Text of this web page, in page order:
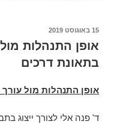
פורסם
15 באוגוסט 2019
אופן התנהלות מול
בתאונת דרכים
אופן התנהלות מול עורך
ד' פנה אלי לצורך ייצוג